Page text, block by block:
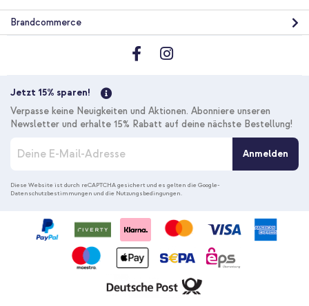
Brandcommerce
Jetzt 15% sparen!
Verpasse keine Neuigkeiten und Aktionen. Abonniere unseren
Newsletter und erhalte 15% Rabatt auf deine nächste Bestellung!
d
e
Anmelden
Diese Website ist durch reCAPTCHA gesichert und es gelten dieGoogle-
Datenschutzbestimmungen und die Nutzungsbedingungen.